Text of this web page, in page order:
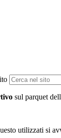
sul parquet
utilizzati si